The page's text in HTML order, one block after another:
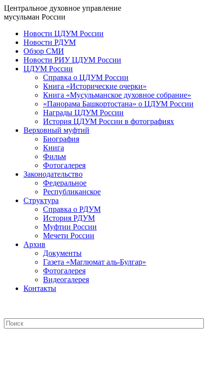
Центральное духовное управление
мусульман России
Новости ЦДУМ России
Новости РДУМ
Обзор СМИ
Новости РИУ ЦДУМ России
ЦДУМ России
Справка о ЦДУМ России
Книга «Исторические очерки»
Книга «Мусульманское духовное собрание»
«Панорама Башкортостана» о ЦДУМ России
Награды ЦДУМ России
История ЦДУМ России в фотографиях
Верховный муфтий
Биография
Книга
Фильм
Фотогалерея
Законодательство
Федеральное
Республиканское
Структура
Справка о РДУМ
История РДУМ
Муфтии России
Мечети России
Архив
Документы
Газета «Маглюмат аль-Булгар»
Фотогалерея
Видеогалерея
Контакты